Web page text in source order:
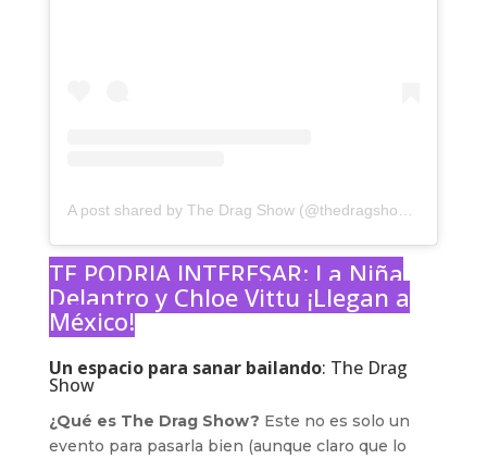
TE PODRIA INTERESAR: La Niña
Delantro y Chloe Vittu ¡Llegan a
México!
Un espacio para sanar bailando: The Drag
Show
¿Qué es The Drag Show? Este no es solo un
evento para pasarla bien (aunque claro que lo